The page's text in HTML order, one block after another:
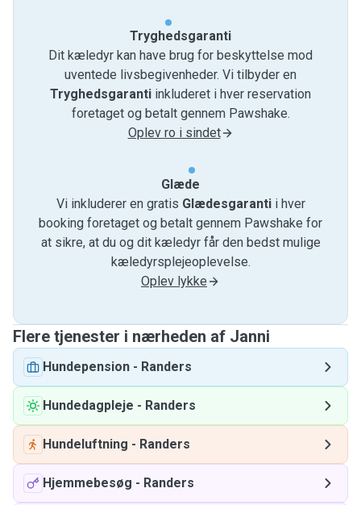
Tryghedsgaranti
Dit kæledyr kan have brug for beskyttelse mod
uventede livsbegivenheder. Vi tilbyder en
Tryghedsgaranti inkluderet i hver reservation
foretaget og betalt gennem Pawshake.
Oplev ro i sindet
Glæde
Vi inkluderer en gratis Glædesgarantii hver
booking foretaget og betalt gennem Pawshake for
at sikre, at du og dit kæledyr får den bedst mulige
kæledyrsplejeoplevelse.
Oplev lykke
Flere tjenester i nærheden af ​​Janni
Hundepension - Randers
Hundedagpleje - Randers
Hundeluftning - Randers
Hjemmebesøg - Randers